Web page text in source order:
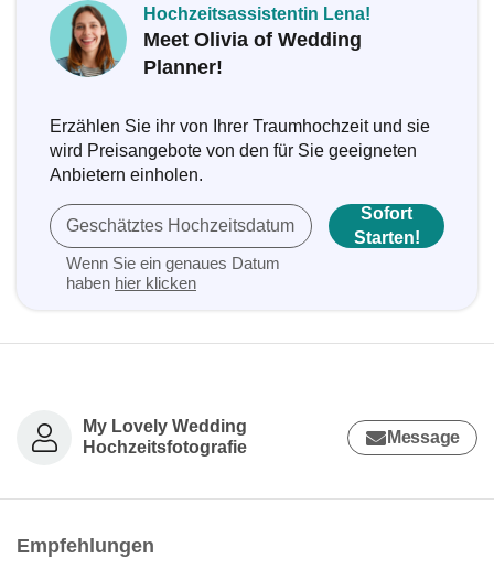
Hochzeitsassistentin Lena!
Meet Olivia of Wedding
Planner!
Erzählen Sie ihr von Ihrer Traumhochzeit und sie
wird Preisangebote von den für Sie geeigneten
Anbietern einholen.
Geschätztes Hochzeitsdatum
Wenn Sie ein genaues Datum
haben hier klicken
Sofort
Starten!
My Lovely Wedding
Hochzeitsfotografie
Message
Empfehlungen